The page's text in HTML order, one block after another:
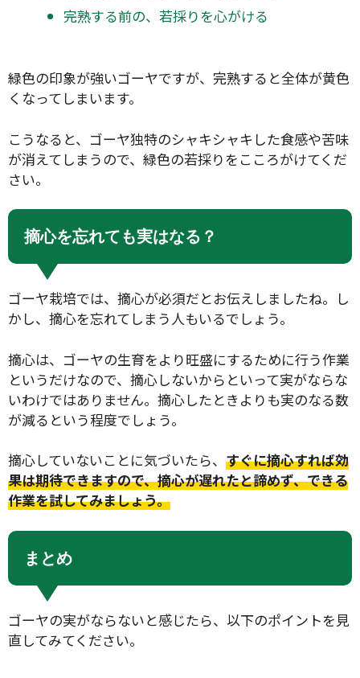
完熟する前の、若採りを心がける
緑色の印象が強いゴーヤですが、完熟すると全体が黄色
くなってしまいます。
こうなると、ゴーヤ独特のシャキシャキした食感や苦味
が消えてしまうので、緑色の若採りをこころがけてくだ
さい。
摘心を忘れても実はなる？
ゴーヤ栽培では、摘心が必須だとお伝えしましたね。し
かし、摘心を忘れてしまう人もいるでしょう。
摘心は、ゴーヤの生育をより旺盛にするために行う作業
というだけなので、摘心しないからといって実がならな
いわけではありません。摘心したときよりも実のなる数
が減るという程度でしょう。
摘心していないことに気づいたら、 すぐに摘心すれば効
果は期待できますので、摘心が遅れたと諦めず、できる
作業を試してみましょう。
まとめ
ゴーヤの実がならないと感じたら、以下のポイントを見
直してみてください。